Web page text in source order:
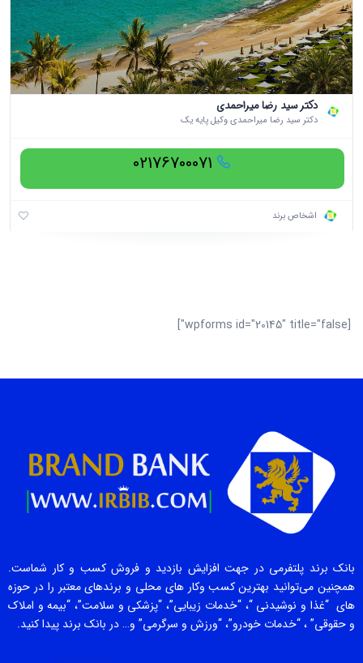
دکتر سید رضا میراحمدی
دکتر سید رضا میراحمدی وکیل پایه یک
02176700071
اشخاص برند
[wpforms id="20145" title="false"]
بانک برند پلتفرمی در جهت افزایش بازدید و فروش کسب و کار شماست.
همچنین می‌توانید بهترین کسب وکار های محلی و برندهای معتبر را در حوزه
های “غذا و نوشیدنی “، “خدمات زیبایی”، “پزشکی و سلامت”، “بیمه و املاک
و حقوقی” ، “خدمات خودرو”، “ورزش و سرگرمی” و… در بانک برند پیدا کنید.